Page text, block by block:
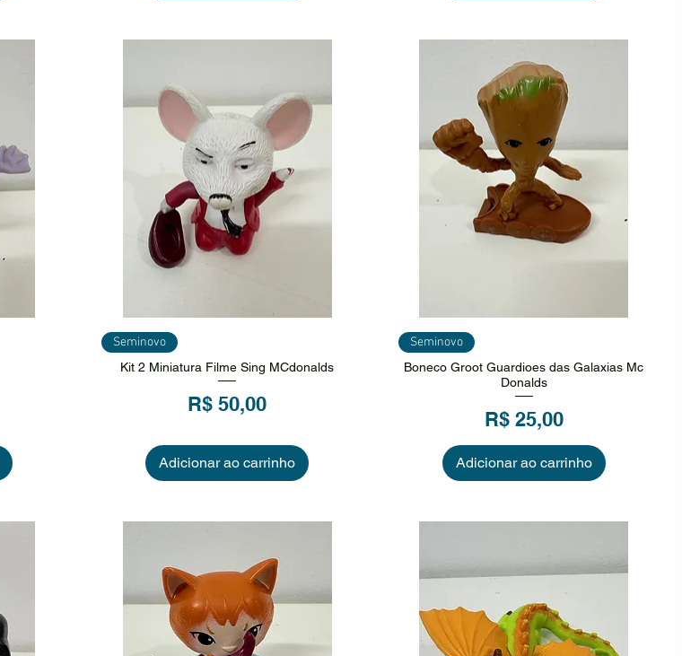
Visualização rápida
Seminovo
Kit 2 Miniatura Filme Sing MCdonalds
Preço
R$ 50,00
Adicionar ao carrinho
Visualização rápida
Seminovo
Boneco Groot Guardioes das Galaxias Mc
Donalds
Preço
R$ 25,00
Adicionar ao carrinho